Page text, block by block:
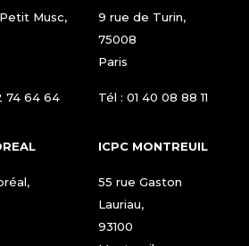
Musc,
74 64 64
9 rue de Turin,
75008
Paris
Tél : 01 40 08 88 11
ICPC MONTREUIL
55 rue Gaston
Lauriau,
93100